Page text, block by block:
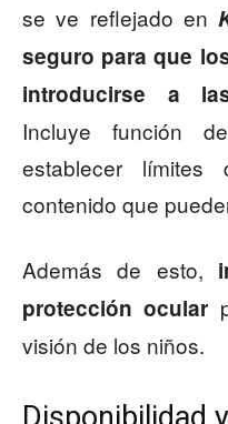
se ve reflejado en
seguro para que
introducirse a
Incluye función
establecer
contenido que
Además de esto,
protección ocular
visión de los niños.
Disponibilidad